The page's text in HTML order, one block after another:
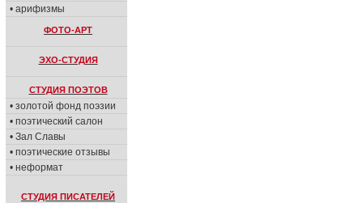
• арифизмы
ФОТО-АРТ
ЭХО-СТУДИЯ
СТУДИЯ ПОЭТОВ
• золотой фонд поэзии
• поэтический салон
• Зал Славы
• поэтические отзывы
• неформат
СТУДИЯ ПИСАТЕЛЕЙ